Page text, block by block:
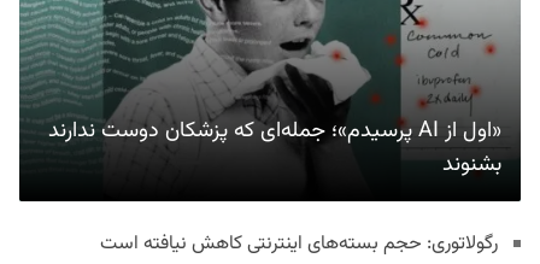
«اول از AI پرسیدم»؛ جمله‌ای که پزشکان دوست ندارند
بشنوند
رگولاتوری: حجم بسته‌های اینترنتی کاهش نیافته است